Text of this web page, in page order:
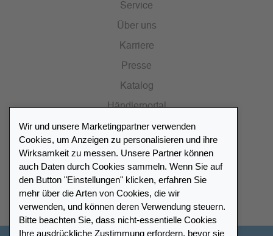
Service
Über uns
Karriere
Presse
Katalog
Händlerportal
Händlerverzeichnis
Meinen Leuchtturm Händler finden
Wir und unsere Marketingpartner verwenden
Cookies, um Anzeigen zu personalisieren und ihre
Wirksamkeit zu messen. Unsere Partner können
auch Daten durch Cookies sammeln. Wenn Sie auf
den Button "Einstellungen" klicken, erfahren Sie
mehr über die Arten von Cookies, die wir
verwenden, und können deren Verwendung steuern.
Bitte beachten Sie, dass nicht-essentielle Cookies
Ihre ausdrückliche Zustimmung erfordern, bevor sie